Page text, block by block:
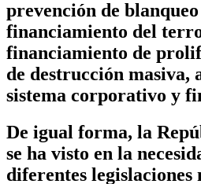
prevención de
financiamiento del
financiamiento de
de destrucción masiva,
sistema corporativo y
De igual forma, la
se ha visto en la
diferentes legislaciones